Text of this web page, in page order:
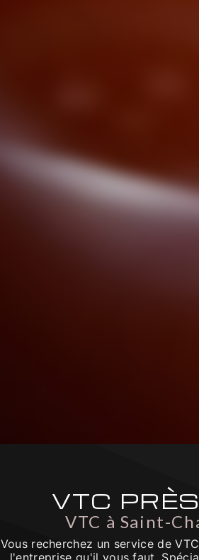
VTC
VTC à Saint-
Vous recherchez un service de
l'entreprise qu'il vous faut.